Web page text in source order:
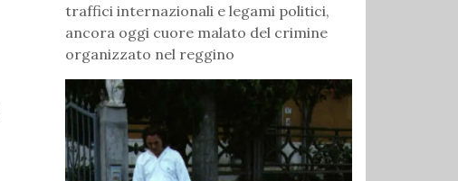
traffici internazionali e legami politici,
ancora oggi cuore malato del crimine
organizzato nel reggino